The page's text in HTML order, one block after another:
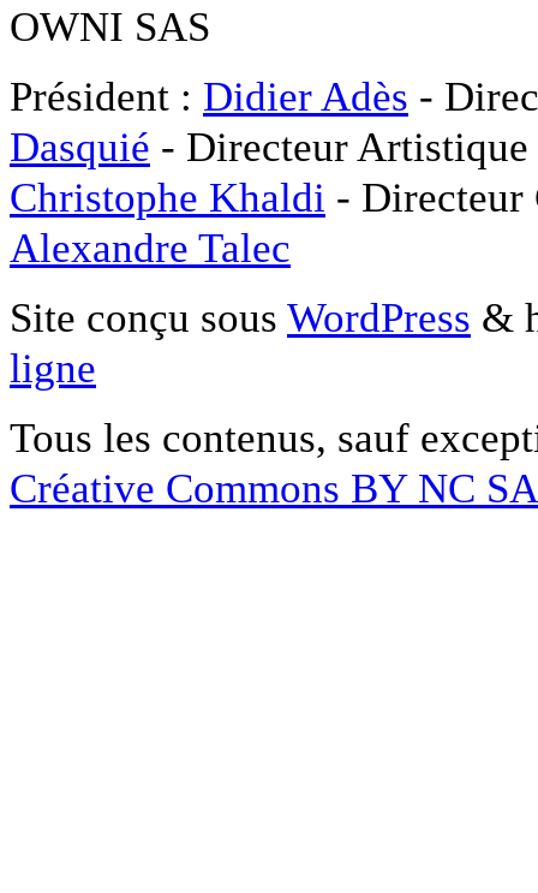
OWNI SAS
Président : Didier Adès -
Dasquié - Directeur
Christophe Khaldi -
Alexandre Talec
Site conçu sous WordPress &
ligne
Tous les contenus, sauf
Créative Commons BY NC SA